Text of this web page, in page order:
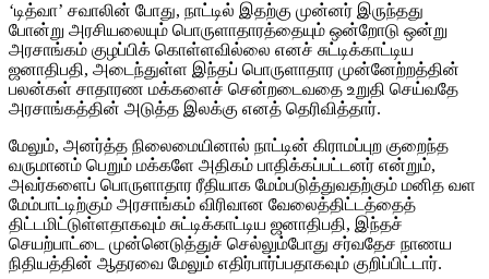
‘டித்வா’ சவாலின் போது, நாட்டில் இதற்கு முன்னர் இருந்தது
போன்று அரசியலையும் பொருளாதாரத்தையும் ஒன்றோடு ஒன்று
அரசாங்கம் குழப்பிக் கொள்ளவில்லை எனச் சுட்டிக்காட்டிய
ஜனாதிபதி, அடைந்துள்ள இந்தப் பொருளாதார முன்னேற்றத்தின்
பலன்கள் சாதாரண மக்களைச் சென்றடைவதை உறுதி செய்வதே
அரசாங்கத்தின் அடுத்த இலக்கு எனத் தெரிவித்தார்.
மேலும், அனர்த்த நிலைமையினால் நாட்டின் கிராமப்புற குறைந்த
வருமானம் பெறும் மக்களே அதிகம் பாதிக்கப்பட்டனர் என்றும்,
அவர்களைப் பொருளாதார ரீதியாக மேம்படுத்துவதற்கும் மனித வள
மேம்பாட்டிற்கும் அரசாங்கம் விரிவான வேலைத்திட்டத்தைத்
திட்டமிட்டுள்ளதாகவும் சுட்டிக்காட்டிய ஜனாதிபதி, இந்தச்
செயற்பாட்டை முன்னெடுத்துச் செல்லும்போது சர்வதேச நாணய
நிதியத்தின் ஆதரவை மேலும் எதிர்பார்ப்பதாகவும் குறிப்பிட்டார்.